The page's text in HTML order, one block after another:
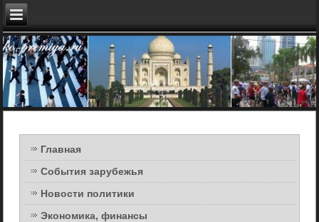
Главная
События зарубежья
Новости политики
Экономика, финансы